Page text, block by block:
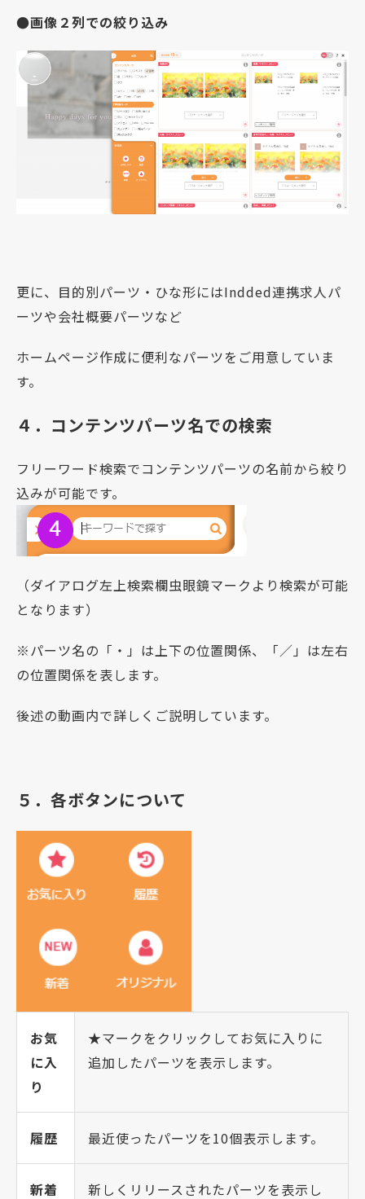
●画像２列での絞り込み
更に、目的別パーツ・ひな形にはIndded連携求人パ
ーツや会社概要パーツなど
ホームページ作成に便利なパーツをご用意していま
す。
４．コンテンツパーツ名での検索
フリーワード検索でコンテンツパーツの名前から絞り
込みが可能です。
（ダイアログ左上検索欄虫眼鏡マークより検索が可能
となります）
※パーツ名の「・」は上下の位置関係、「／」は左右
の位置関係を表します。
後述の動画内で詳しくご説明しています。
５．各ボタンについて
お気
に入
り
★マークをクリックしてお気に入りに
追加したパーツを表示します。
履歴 最近使ったパーツを10個表示します。
新着 新しくリリースされたパーツを表示し